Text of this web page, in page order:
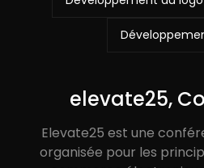
elevate25,
Elevate25 est une
organisée pour les